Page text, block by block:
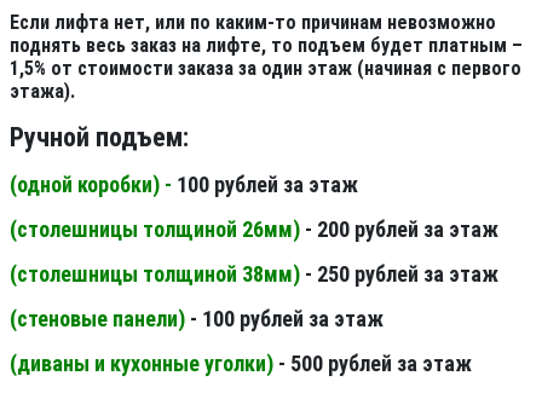
Если лифта нет, или по каким-то причинам невозможно
поднять весь заказ на лифте, то подъем будет платным –
1,5% от стоимости заказа за один этаж (начиная с первого
этажа).
Ручной подъем:
(одной коробки) - 100 рублей за этаж
(столешницы толщиной 26мм) - 200 рублей за этаж
(столешницы толщиной 38мм) - 250 рублей за этаж
(стеновые панели) - 100 рублей за этаж
(диваны и кухонные уголки) - 500 рублей за этаж